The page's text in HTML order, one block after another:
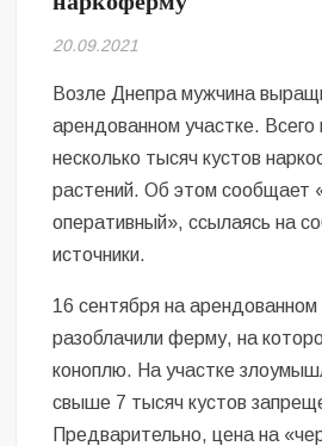
Безугла закликає валити Сирського
сучасну моду
Командувач ВМС Неїжпапа закликав не
навколо керівництва армії
20.09.2021
Возле Днепра мужчина
арендованном участке.
несколько тысяч кустов
растений. Об этом сообщает
оперативный», ссылаясь на
источники.
16 сентября на арендованном
разоблачили ферму, на
коноплю. На участке
свыше 7 тысяч кустов
Предварительно, цена на